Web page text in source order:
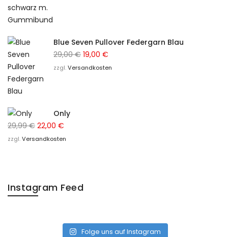
Blue Seven Pullover Federgarn Blau
29,00€ Ursprünglicher
Preis
19,00 €
Preis
zzgl.Versandkosten
Only
29,99€ Ursprünglicher
Preis
22,00 €
Preis
zzgl.Versandkosten
Instagram Feed
Folge uns auf Instagram